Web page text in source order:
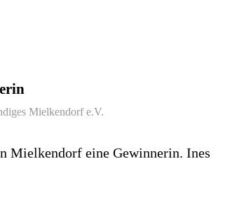
Mielkendorf e.V.
Mielkendorf eine Gewinnerin. Ines